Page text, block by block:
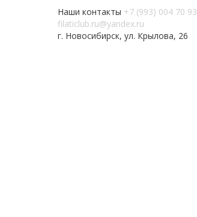
Наши контакты +7 (993) 004 70 93
filaticlub.ru@yandex.ru
г. Новосибирск, ул. Крылова, 26